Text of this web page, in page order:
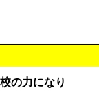
の力になり